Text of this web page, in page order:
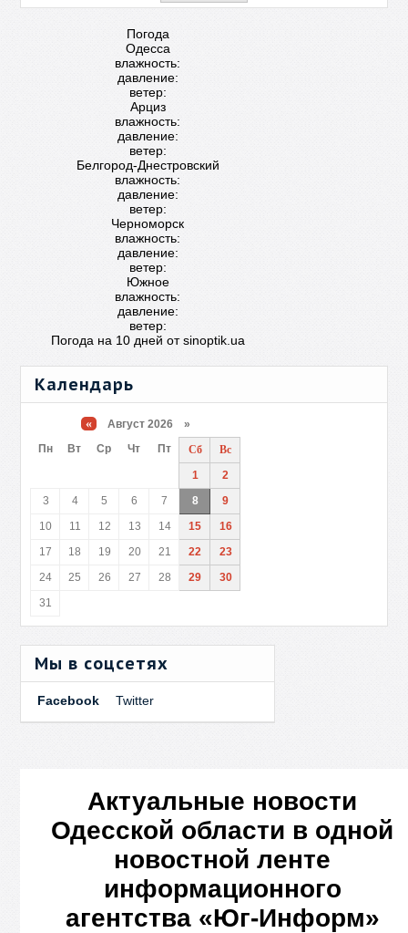
Погода
Одесса
влажность:
давление:
ветер:
Арциз
влажность:
давление:
ветер:
Белгород-Днестровский
влажность:
давление:
ветер:
Черноморск
влажность:
давление:
ветер:
Южное
влажность:
давление:
ветер:
Погода на 10 дней отsinoptik.ua
Календарь
« Август 2026 »
Пн
Вт Ср Чт Пт Сб
Вс
1
2
3
4 5 6 7 8
9
10
11 12 13 14 15
16
17
18 19 20 21 22
23
24
25 26 27 28 29
30
31
Мы в соцсетях
Facebook Twitter
Актуальные новости
Одесской области в одной
новостной ленте
информационного
агентства «Юг-Информ»